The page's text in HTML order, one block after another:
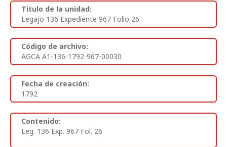
Titulo de la unidad:
Legajo 136 Expediente 967 Folio 26
Código de archivo:
AGCA A1-136-1792-967-00030
Fecha de creación:
1792
Contenido:
Leg. 136 Exp. 967 Fol. 26